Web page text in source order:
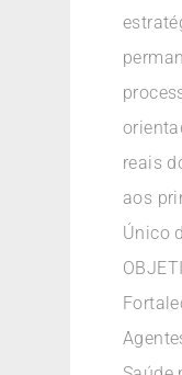
reais
aos
Único